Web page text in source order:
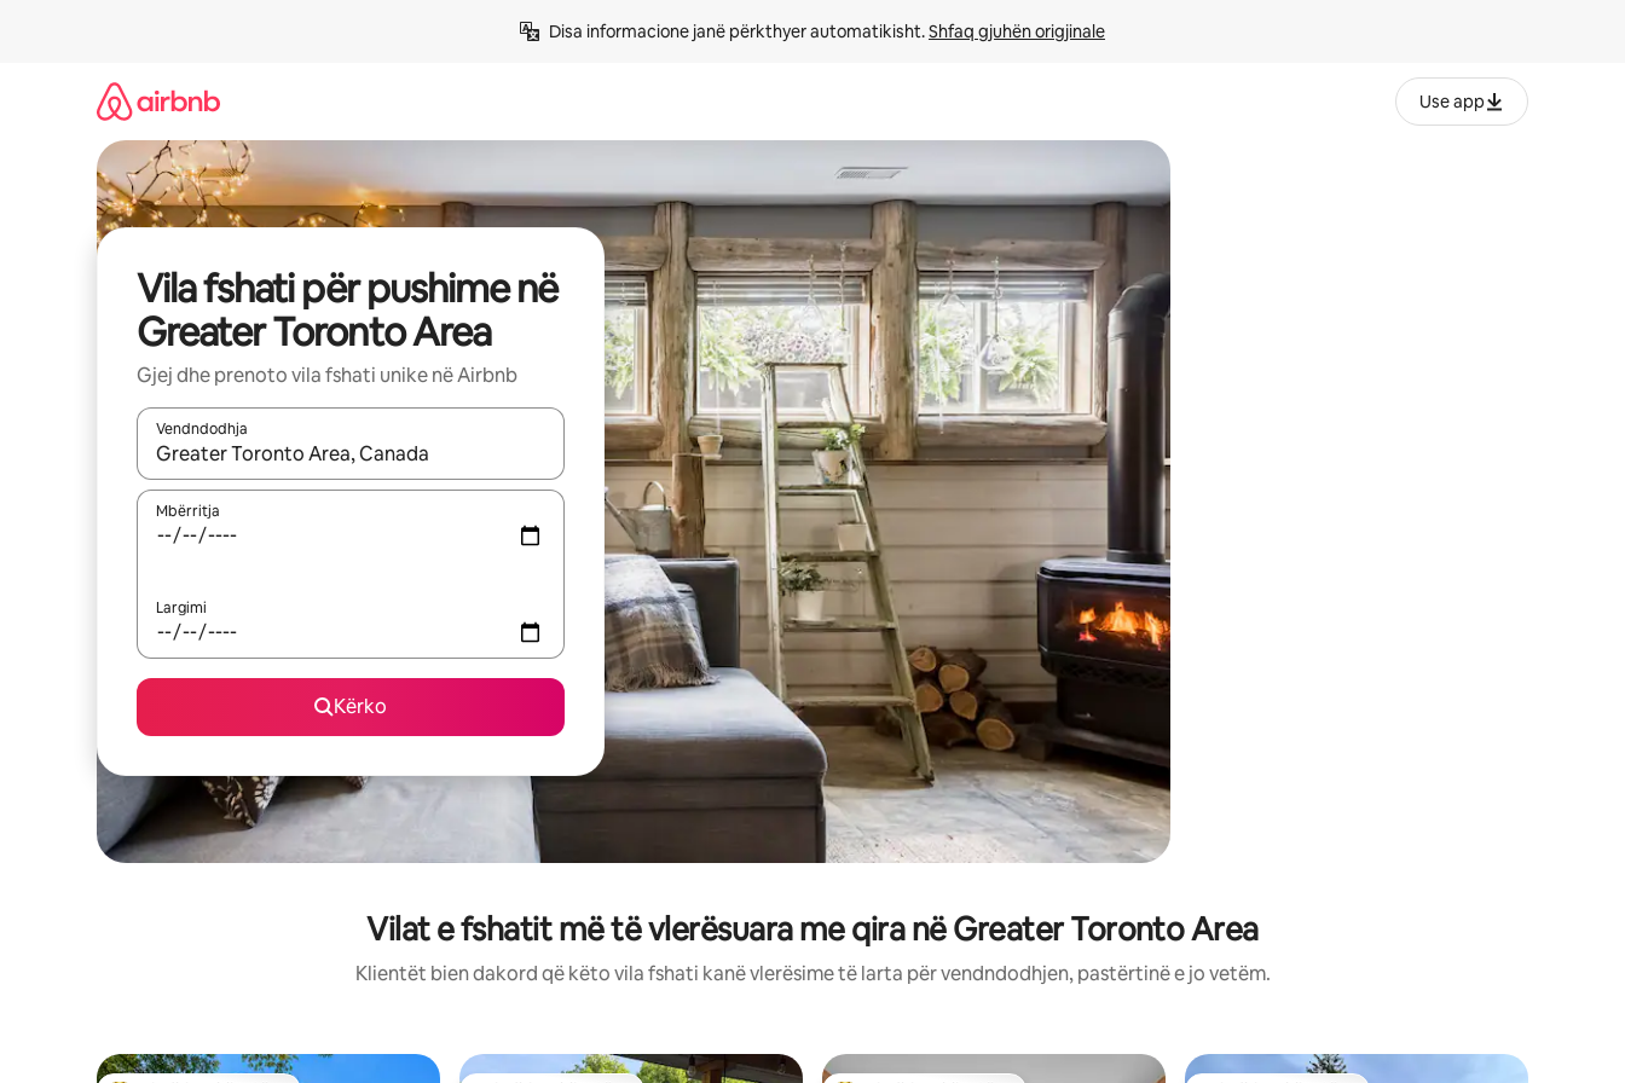
Disa informacione janë përkthyer automatikisht. Shfaq gjuhën origjinale
Use app
Vila fshati për pushime në
Greater Toronto Area
Gjej dhe prenoto vila fshati unike në Airbnb
Vendndodhja
Kur rezultatet të jenë të disponueshme, lëviz me butonat e shigjetave lart e poshtë ose eksploro duke prekur ose duke lëvizur ekranin.
Mbërritja
Largimi
Kërko
Vilat e fshatit më të vlerësuara me qira në Greater Toronto Area
Klientët bien dakord që këto vila fshati kanë vlerësime të larta për vendndodhjen, pastërtinë e jo vetëm.